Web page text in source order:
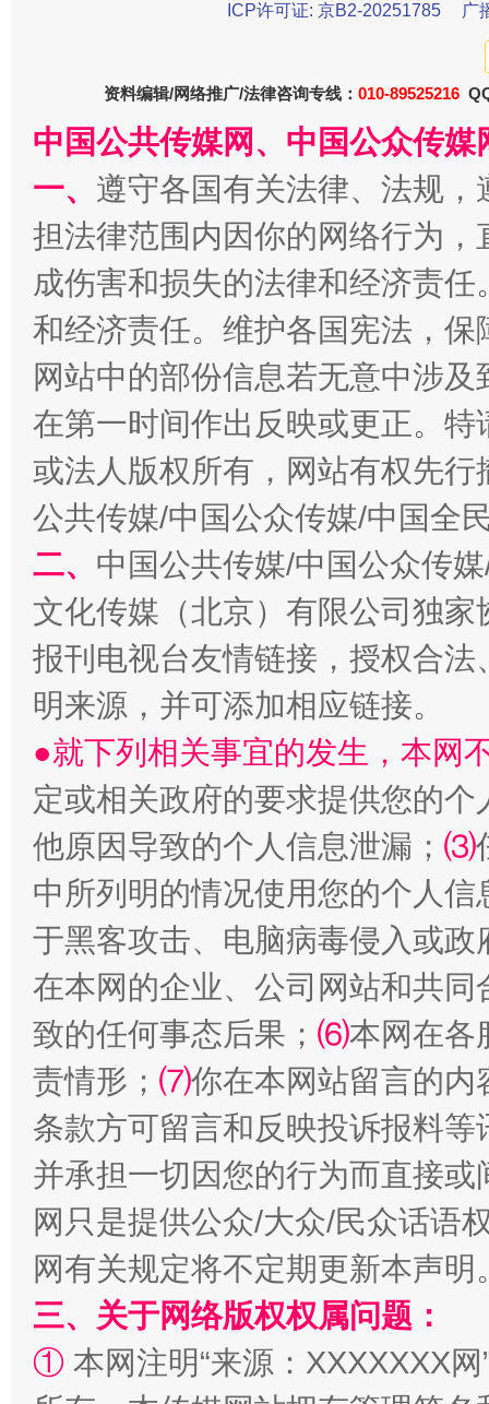
揭开“小金库”的免责幌子
受贿1.44亿！段成刚被判无期 从幼
全民健身五年计划来了！等你上场
阿坝州三大球赛在茂县开幕 规模
国家大学科技园优化重塑工作
ICP许可证: 京B2-20251785
广
资料编辑/网络推广/法律咨询专线： 010-89525216
中国公共传媒网、中国公众传
一、 遵守各国有关法律、法规
担法律范围内因你的网络行为
成伤害和损失的法律和经济责
和经济责任。维护各国宪法，
网站中的部份信息若无意中涉
在第一时间作出反映或更正。
或法人版权所有，网站有权先
公共传媒/中国公众传媒/中国全
二、 中国公共传媒/中国公众传
文化传媒（北京）有限公司独
报刊电视台友情链接，授权合
明来源，并可添加相应链接。
●就下列相关事宜的发生，本网
定或相关政府的要求提供您的个
他原因导致的个人信息泄漏； ⑶
中所列明的情况使用您的个人
于黑客攻击、电脑病毒侵入或
在本网的企业、公司网站和共
致的任何事态后果； ⑹本网在各
责情形； ⑺你在本网站留言的内
条款方可留言和反映投诉报料
并承担一切因您的行为而直接
网只是提供公众/大众/民众话语
网有关规定将不定期更新本声明
三、关于网络版权权属问题：
① 本网注明“来源：XXXXXXX